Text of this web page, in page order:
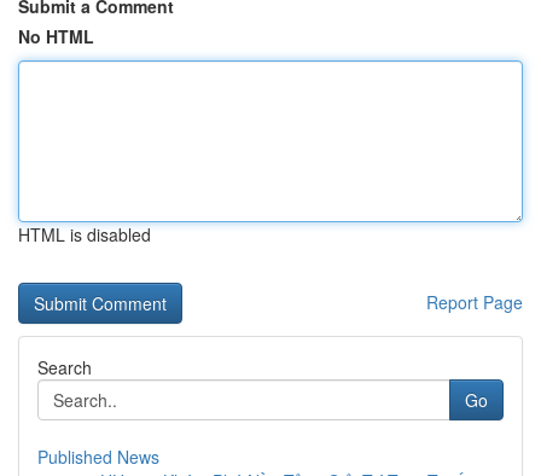
Submit a Comment
No HTML
HTML is disabled
Report Page
Search
Go
Published News